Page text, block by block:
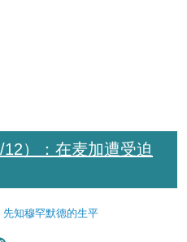
）：在麦加遭受迫
先知穆罕默德的生平